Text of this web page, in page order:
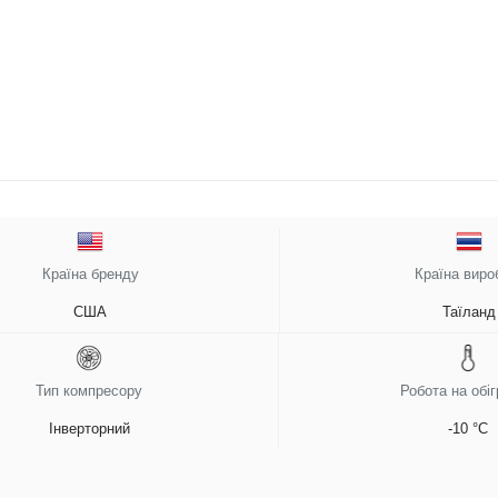
Країна бренду
США
Країна
Таїланд
Тип компресору
Інверторний
Робота на
-10 °C